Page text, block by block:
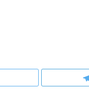
запросах мастеров